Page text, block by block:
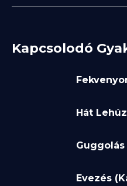
Kapcsolodó
Hát
Guggolás
Evezés